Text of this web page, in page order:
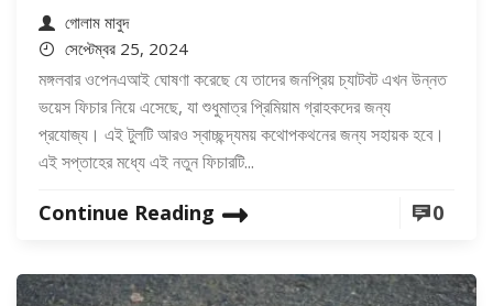
গোলাম মাবুদ
সেপ্টেম্বর 25, 2024
মঙ্গলবার ওপেনএআই ঘোষণা করেছে যে তাদের জনপ্রিয় চ্যাটবট এখন উন্নত
ভয়েস ফিচার নিয়ে এসেছে, যা শুধুমাত্র প্রিমিয়াম গ্রাহকদের জন্য
প্রযোজ্য। এই টুলটি আরও স্বাচ্ছন্দ্যময় কথোপকথনের জন্য সহায়ক হবে।
এই সপ্তাহের মধ্যে এই নতুন ফিচারটি...
Continue Reading 0